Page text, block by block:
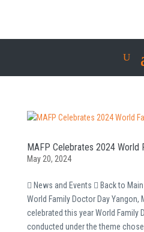
MAFP Celebrates 2024 World
May 20, 2024
 News and Events  Back to
World Family Doctor Day Yangon,
celebrated this year World Family
conducted under the theme